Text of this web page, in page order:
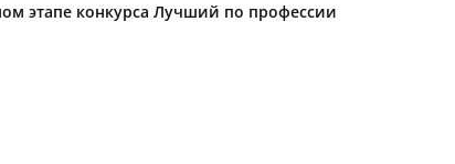
этапе конкурса Лучший по профессии